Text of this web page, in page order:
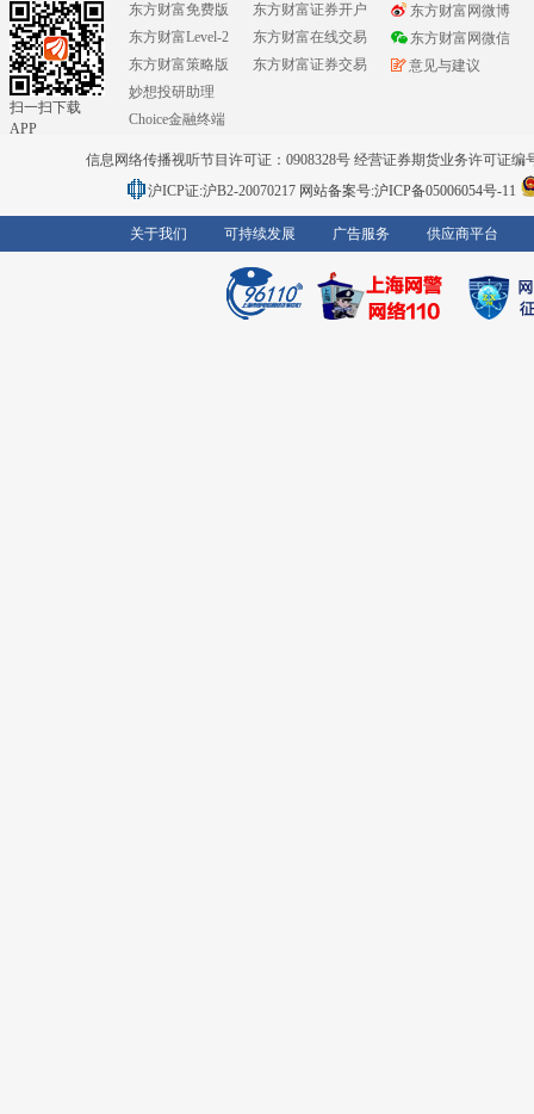
扫一扫下载
APP
东方财富免费版
东方财富Level-2
东方财富策略版
妙想投研助理
Choice金融终端
东方财富证券开户
东方财富在线交易
东方财富证券交易
东方财富网微博
东方财富网微信
意见与建议
信息网络传播视听节目许可证：0908328号 经营证券期货业务许可证编
沪ICP证:沪B2-20070217 网站备案号:沪ICP备05006054号-11
关于我们 可持续发展 广告服务 供应商平台